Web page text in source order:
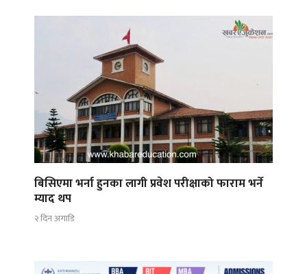
बिसिएमा भर्ना हुनका लागी प्रवेश परीक्षाको फाराम भर्ने
म्याद थप
२ दिन अगाडि